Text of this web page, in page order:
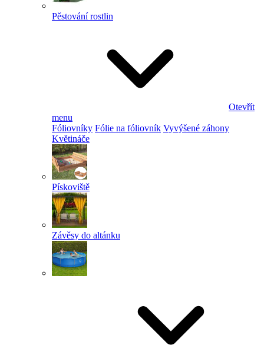
Pěstování rostlin
Otevřít
menu
Fóliovníky Fólie na fóliovník Vyvýšené záhony
Květináče
Pískoviště
Závěsy do altánku